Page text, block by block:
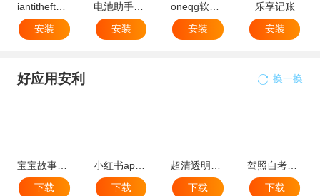
iantitheft免费版
安装
电池助手软件(batteryassistant)
安装
oneqg软件官方版最新版
安装
乐享记账
安装
好应用安利 换一换
宝宝故事大全
下载
下载
下载
下载